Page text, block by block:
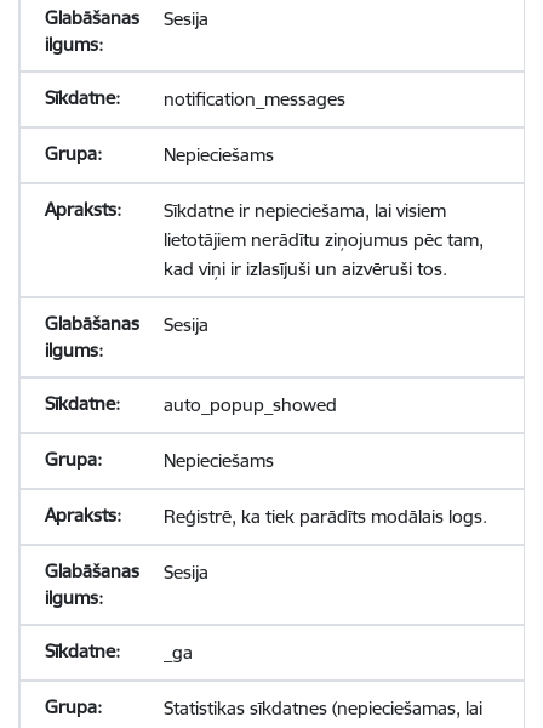
Sesija
notification_messages
Nepieciešams
Sīkdatne ir nepieciešama, lai visiem
lietotājiem nerādītu ziņojumus pēc tam,
kad viņi ir izlasījuši un aizvēruši tos.
Sesija
auto_popup_showed
Nepieciešams
Reģistrē, ka tiek parādīts modālais logs.
Sesija
_ga
Statistikas sīkdatnes (nepieciešamas, lai